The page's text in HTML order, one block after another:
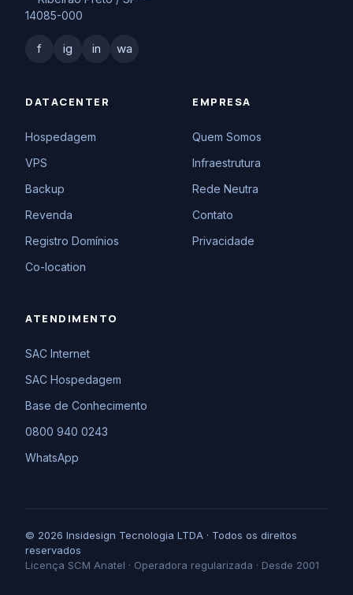
14085-000
f ig in wa
DATACENTER
Hospedagem
VPS
Backup
Revenda
Registro Domínios
Co-location
EMPRESA
Quem Somos
Infraestrutura
Rede Neutra
Contato
Privacidade
ATENDIMENTO
SAC Internet
SAC Hospedagem
Base de Conhecimento
0800 940 0243
WhatsApp
© 2026 Insidesign Tecnologia LTDA · Todos os direitos
reservados
Licença SCM Anatel · Operadora regularizada · Desde 2001